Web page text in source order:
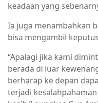
keadaan yang
Ia juga menambahkan
bisa mengambil
“Apalagi jika kami
berada di luar
berharap ke depan
terjadi